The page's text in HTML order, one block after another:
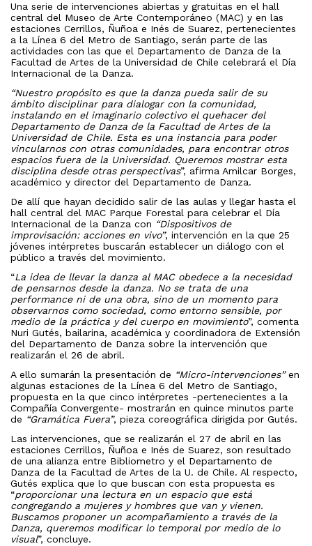
Una serie de intervenciones abiertas y gratuitas en el hall
central del Museo de Arte Contemporáneo (MAC) y en las
estaciones Cerrillos, Ñuñoa e Inés de Suarez, pertenecientes
a la Línea 6 del Metro de Santiago, serán parte de las
actividades con las que el Departamento de Danza de la
Facultad de Artes de la Universidad de Chile celebrará el Día
Internacional de la Danza.
“Nuestro propósito es que la danza pueda salir de su
ámbito disciplinar para dialogar con la comunidad,
instalando en el imaginario colectivo el quehacer del
Departamento de Danza de la Facultad de Artes de la
Universidad de Chile. Esta es una instancia para poder
vincularnos con otras comunidades, para encontrar otros
espacios fuera de la Universidad. Queremos mostrar esta
disciplina desde otras perspectivas”, afirma Amilcar Borges,
académico y director del Departamento de Danza.
De allí que hayan decidido salir de las aulas y llegar hasta el
hall central del MAC Parque Forestal para celebrar el Día
Internacional de la Danza con “Dispositivos de
improvisación: acciones en vivo”, intervención en la que 25
jóvenes intérpretes buscarán establecer un diálogo con el
público a través del movimiento.
“La idea de llevar la danza al MAC obedece a la necesidad
de pensarnos desde la danza. No se trata de una
performance ni de una obra, sino de un momento para
observarnos como sociedad, como entorno sensible, por
medio de la práctica y del cuerpo en movimiento”, comenta
Nuri Gutés, bailarina, académica y coordinadora de Extensión
del Departamento de Danza sobre la intervención que
realizarán el 26 de abril.
A ello sumarán la presentación de “Micro-intervenciones”en
algunas estaciones de la Línea 6 del Metro de Santiago,
propuesta en la que cinco intérpretes -pertenecientes a la
Compañía Convergente- mostrarán en quince minutos parte
de “Gramática Fuera”, pieza coreográfica dirigida por Gutés.
Las intervenciones, que se realizarán el 27 de abril en las
estaciones Cerrillos, Ñuñoa e Inés de Suarez, son resultado
de una alianza entre Bibliometro y el Departamento de
Danza de la Facultad de Artes de la U. de Chile. Al respecto,
Gutés explica que lo que buscan con esta propuesta es
“proporcionar una lectura en un espacio que está
congregando a mujeres y hombres que van y vienen.
Buscamos proponer un acompañamiento a través de la
Danza, queremos modificar lo temporal por medio de lo
visual”, concluye.